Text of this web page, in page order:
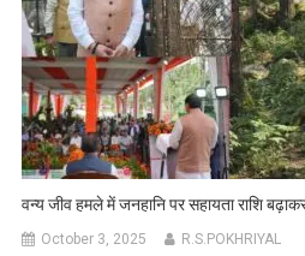
वन्य जीव हमले में जनहानि पर सहायता राशि
October 3, 2025 R.S.POKHRIYAL